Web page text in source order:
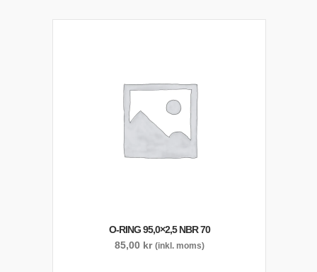
O-RING 95,0×2,5 NBR 70
85,00 kr (inkl. moms)